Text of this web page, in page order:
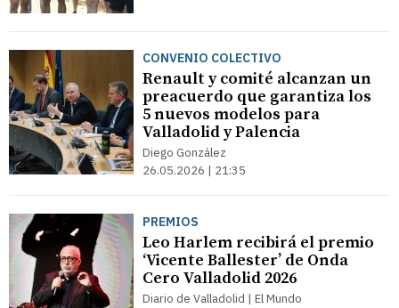
CONVENIO COLECTIVO
Renault y comité alcanzan un
preacuerdo que garantiza los
5 nuevos modelos para
Valladolid y Palencia
Diego González
26.05.2026 | 21:35
PREMIOS
Leo Harlem recibirá el premio
‘Vicente Ballester’ de Onda
Cero Valladolid 2026
Diario de Valladolid | El Mundo